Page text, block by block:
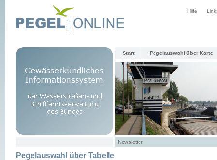
Hilfe
Start Pegelauswahl über Karte
Newsletter
Pegelauswahl über Tabelle